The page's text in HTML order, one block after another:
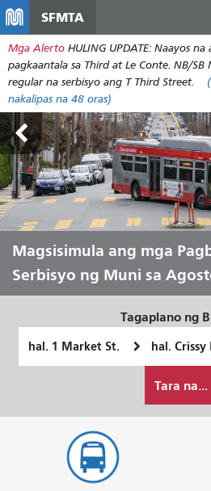
SFMTA
Mga Alerto HULING UPDATE: Naayos na
pagkaantala sa Third at Le Conte. NB/SB
regular na serbisyo ang T Third Street.
nakalipas na 48 oras)
Mga Lupain sa Labas
Magsisimula ang mga
Serbisyo ng Muni sa
Hayaang Ihatid Ka ni Muni
Pagtulay sa Ating Badyet
Mailigtas ang Muni
Tagaplano ng
ko
Tara na...